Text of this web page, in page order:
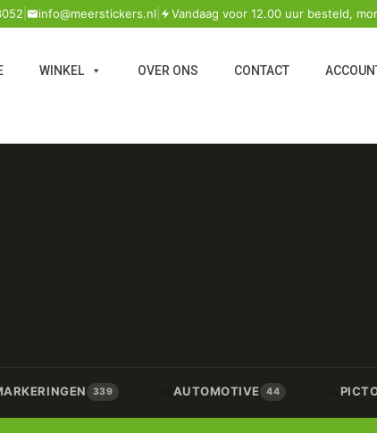
info@meerstickers.nl Vandaag voor 12.00 uur besteld,
WINKEL OVER ONS CONTACT
339 AUTOMOTIVE 44